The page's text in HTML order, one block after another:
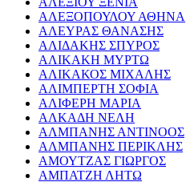
ΑΛΕΞΟΠΟΥΛΟΥ ΑΘΗΝΑ
ΑΛΕΥΡΑΣ ΘΑΝΑΣΗΣ
ΑΛΙΔΑΚΗΣ ΣΠΥΡΟΣ
ΑΛΙΚΑΚΗ ΜΥΡΤΩ
ΑΛΙΚΑΚΟΣ ΜΙΧΑΛΗΣ
ΑΛΙΜΠΕΡΤΗ ΣΟΦΙΑ
ΑΛΙΦΕΡΗ ΜΑΡΙΑ
ΑΛΚΑΔΗ ΝΕΛΗ
ΑΛΜΠΑΝΗΣ ΑΝΤΙΝΟΟΣ
ΑΛΜΠΑΝΗΣ ΠΕΡΙΚΛΗΣ
ΑΜΟΥΤΖΑΣ ΓΙΩΡΓΟΣ
ΑΜΠΑΤΖΗ ΛΗΤΩ